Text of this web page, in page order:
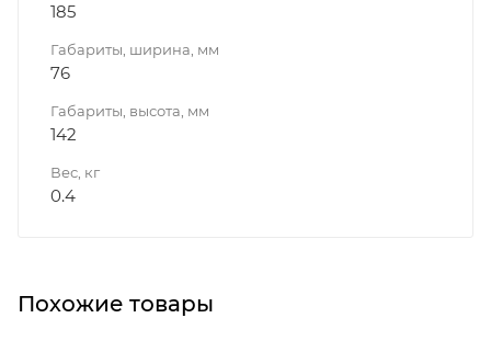
185
Габариты, ширина, мм
76
Габариты, высота, мм
142
Вес, кг
0.4
Похожие товары